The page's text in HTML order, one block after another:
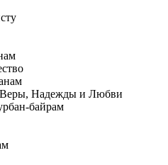
Надежды и Любви
байрам